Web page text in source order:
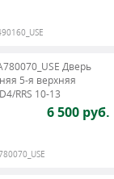
Дверь
5-я верхняя
RRS 10-13
6 500 руб.